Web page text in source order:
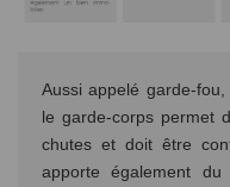
Aussi appelé garde-
le garde-corps permet
chutes et doit être
apporte également